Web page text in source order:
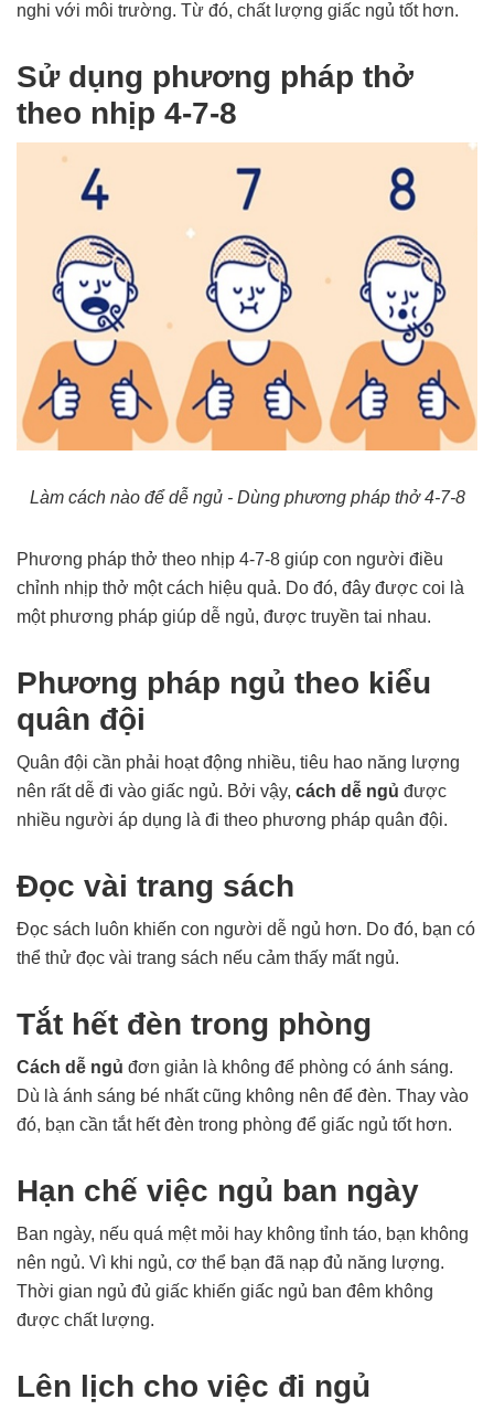
nghi với môi trường. Từ đó, chất lượng giấc ngủ tốt hơn.
Sử dụng phương pháp thở
theo nhịp 4-7-8
Làm cách nào để dễ ngủ - Dùng phương pháp thở 4-7-8
Phương pháp thở theo nhịp 4-7-8 giúp con người điều
chỉnh nhịp thở một cách hiệu quả. Do đó, đây được coi là
một phương pháp giúp dễ ngủ, được truyền tai nhau.
Phương pháp ngủ theo kiểu
quân đội
Quân đội cần phải hoạt động nhiều, tiêu hao năng lượng
nên rất dễ đi vào giấc ngủ. Bởi vậy, cách dễ ngủ được
nhiều người áp dụng là đi theo phương pháp quân đội.
Đọc vài trang sách
Đọc sách luôn khiến con người dễ ngủ hơn. Do đó, bạn có
thể thử đọc vài trang sách nếu cảm thấy mất ngủ.
Tắt hết đèn trong phòng
Cách dễ ngủ đơn giản là không để phòng có ánh sáng.
Dù là ánh sáng bé nhất cũng không nên để đèn. Thay vào
đó, bạn cần tắt hết đèn trong phòng để giấc ngủ tốt hơn.
Hạn chế việc ngủ ban ngày
Ban ngày, nếu quá mệt mỏi hay không tỉnh táo, bạn không
nên ngủ. Vì khi ngủ, cơ thể bạn đã nạp đủ năng lượng.
Thời gian ngủ đủ giấc khiến giấc ngủ ban đêm không
được chất lượng.
Lên lịch cho việc đi ngủ